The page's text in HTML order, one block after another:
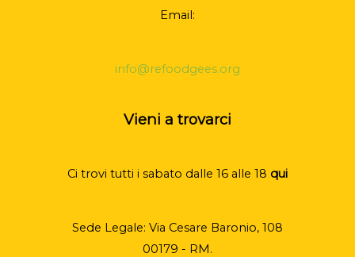
Email:
info@refoodgees.org
Vieni a trovarci
Ci trovi tutti i sabato dalle 16 alle 18 qui
Sede Legale: Via Cesare Baronio, 108
00179 - RM.